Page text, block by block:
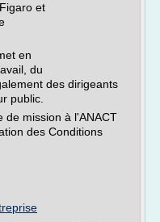
et
en
du
des dirigeants
public.
de mission à l'ANACT
des Conditions